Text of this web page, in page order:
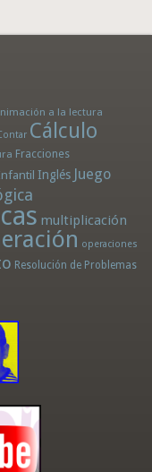
a la lectura
Cálculo
Fracciones
Inglés Juego
multiplicación
operaciones
Resolución de Problemas